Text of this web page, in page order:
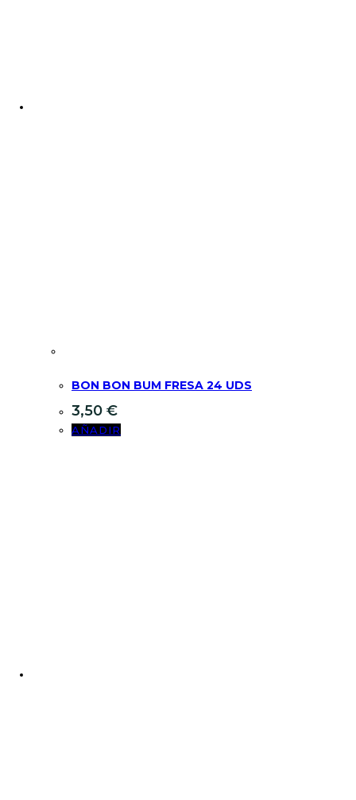
BON BON BUM FRESA 24 UDS
3,50 €
AÑADIR